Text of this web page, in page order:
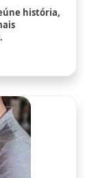
história,